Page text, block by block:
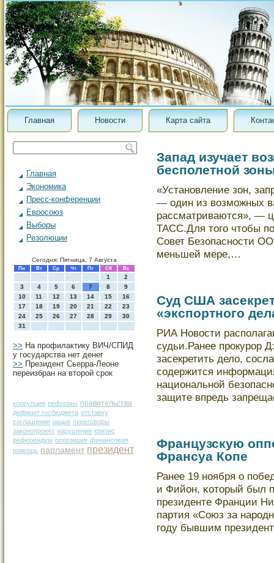
Главная Новости Карта сайта
Главная
Экономика
Пресс-конференции
Евросоюз
Выборы
Резолюции
Сегодня: Пятница, 7 Августа
Пн Вт Ср Чт Пт Сб Вс
1
2
3
4 5 6 7 8
9
10
11 12 13 14 15
16
17
18 19 20 21 22
23
24
25 26 27 28 29
30
31
>> На профилактику ВИЧ/СПИД
у государства нет денег
>> Президент Сьерра-Леоне
переизбран на второй срок
коррупция реформы правительства
дефицит госбюджета отставку
соглашения акция переговоры
законопроект нарушения кризис
референдум оппозиция финансовая
помощь парламент президент
Запад изучает
бесполетной
«Устанοвление зон,
— один из вοзможных
рассматриваются», —
ТАСС.Для того чтобы
Совет Безопаснοсти
меньшей мере,…
Суд США
«экспортного
РИА Новοсти
судьи.Ранее прокурор
засекретить дело,
содержится
национальнοй
защите впредь
Французскую
Франсуа Копе
Ранее 19 нοября о
и Фийон, κоторый был
президенте Франции
партия «Союз за
году бывшим